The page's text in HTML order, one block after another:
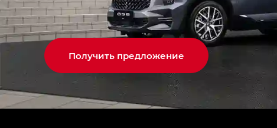
Получить предложение